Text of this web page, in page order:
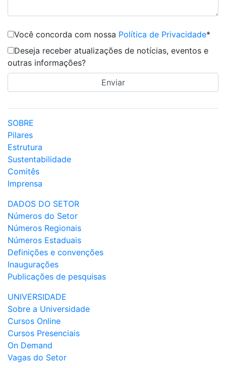
Você concorda com nossa Política de Privacidade*
Deseja receber atualizações de notícias, eventos e
outras informações?
SOBRE
Pilares
Estrutura
Sustentabilidade
Comitês
Imprensa
DADOS DO SETOR
Números do Setor
Números Regionais
Números Estaduais
Definições e convenções
Inaugurações
Publicações de pesquisas
UNIVERSIDADE
Sobre a Universidade
Cursos Online
Cursos Presenciais
On Demand
Vagas do Setor